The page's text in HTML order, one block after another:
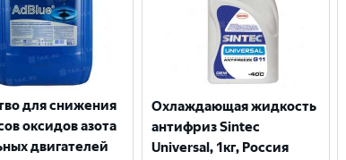
для снижения
оксидов азота
двигателей
Охлаждающая жидкость
антифриз Sintec
Universal, 1кг, Россия